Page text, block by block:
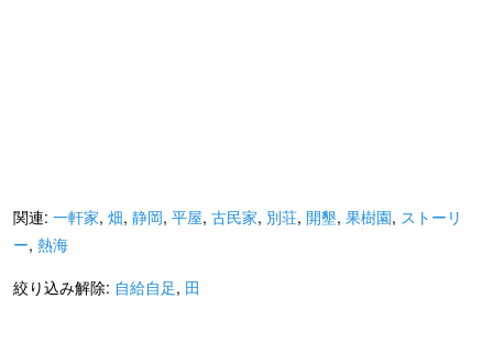
関連: 一軒家, 畑, 静岡, 平屋, 古民家, 別荘, 開墾, 果樹園, ストーリ
ー, 熱海
絞り込み解除: 自給自足, 田